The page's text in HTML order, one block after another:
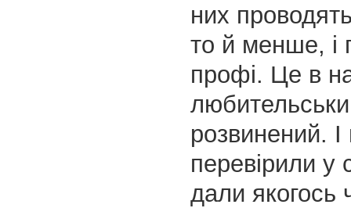
них
то й менше, і
профі. Це в
розвинений.
перевірили у
дали якогось